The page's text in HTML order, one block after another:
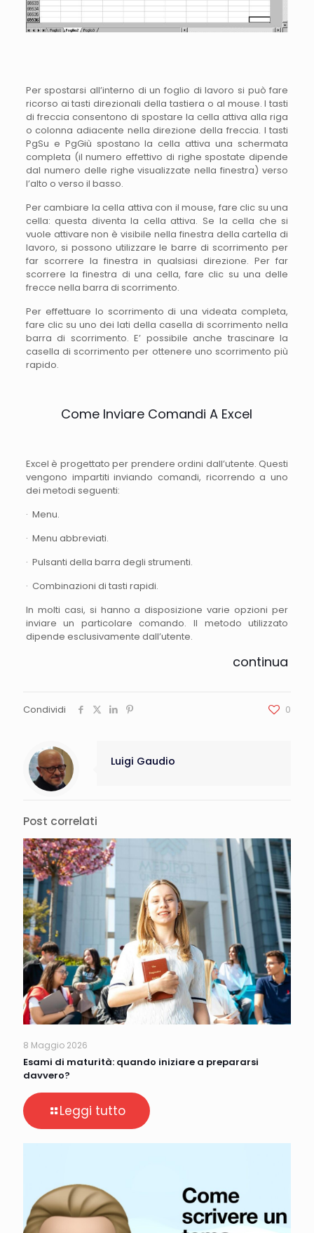
Per spostarsi all’interno di un foglio di lavoro si può fare
ricorso ai tasti direzionali della tastiera o al mouse. I tasti
di freccia consentono di spostare la cella attiva alla riga
o colonna adiacente nella direzione della freccia. I tasti
PgSu e PgGiù spostano la cella attiva una schermata
completa (il numero effettivo di righe spostate dipende
dal numero delle righe visualizzate nella finestra) verso
l’alto o verso il basso.
Per cambiare la cella attiva con il mouse, fare clic su una
cella: questa diventa la cella attiva. Se la cella che si
vuole attivare non è visibile nella finestra della cartella di
lavoro, si possono utilizzare le barre di scorrimento per
far scorrere la finestra in qualsiasi direzione. Per far
scorrere la finestra di una cella, fare clic su una delle
frecce nella barra di scorrimento.
Per effettuare lo scorrimento di una videata completa,
fare clic su uno dei lati della casella di scorrimento nella
barra di scorrimento. E’ possibile anche trascinare la
casella di scorrimento per ottenere uno scorrimento più
rapido.
Come Inviare Comandi A Excel
Excel è progettato per prendere ordini dall’utente. Questi
vengono impartiti inviando comandi, ricorrendo a uno
dei metodi seguenti:
· Menu.
· Menu abbreviati.
· Pulsanti della barra degli strumenti.
· Combinazioni di tasti rapidi.
In molti casi, si hanno a disposizione varie opzioni per
inviare un particolare comando. Il metodo utilizzato
dipende esclusivamente dall’utente.
continua
Condividi 0
Luigi Gaudio
Post correlati
8 Maggio 2026
Esami di maturità: quando iniziare a prepararsi
davvero?
Leggi tutto